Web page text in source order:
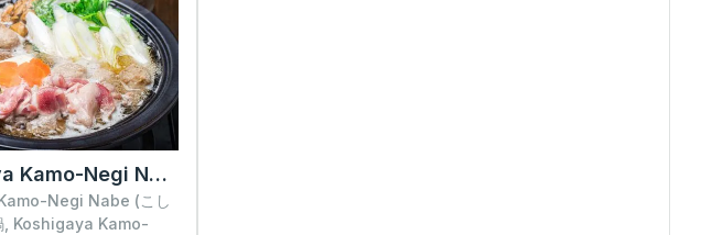
Koshigaya Kamo-Negi Nabe
Negi Nabe (こし
, Koshigaya Kamo-